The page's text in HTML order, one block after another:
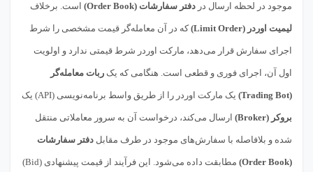
موجود در لحظه ارسال در دفتر سفارشات (Order Book) است. برخلاف
لیمیت اوردر (Limit Order) که در آن معامله‌گر قیمت مشخصی را شرط
اجرای سفارش قرار می‌دهد، مارکت اوردر شرط قیمتی ندارد و اولویت
اول آن، اجرای فوری و قطعی است. هنگامی که یک ربات معامله‌گر
(Trading Bot) یک مارکت اوردر را از طریق واسط برنامه‌نویسی (API) یک
بروکر (Broker) ارسال می‌کند، درخواست آن به سرور معاملاتی منتقل
شده و بلافاصله با سفارش‌های موجود در طرف مقابل دفتر سفارشات
(Order Book) مطابقت داده می‌شود. این فرآیند از قیمت پیشنهادی (Bid)